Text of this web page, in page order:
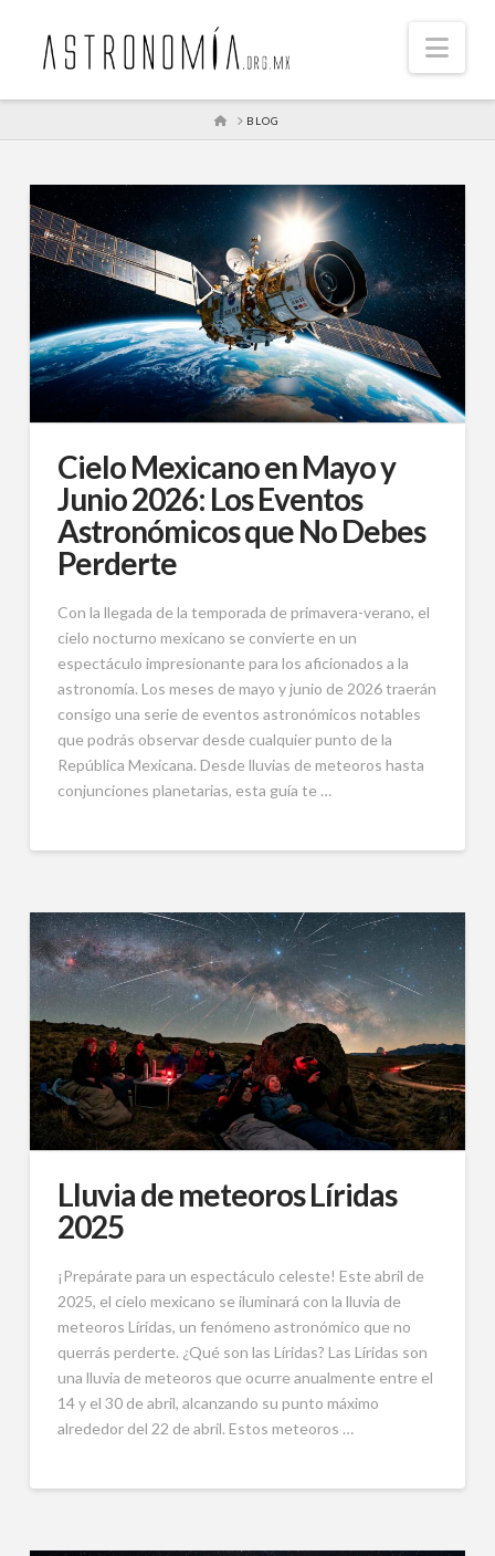
HOME
BLOG
Cielo Mexicano en Mayo y
Junio 2026: Los Eventos
Astronómicos que No Debes
Perderte
Con la llegada de la temporada de primavera-verano, el
cielo nocturno mexicano se convierte en un
espectáculo impresionante para los aficionados a la
astronomía. Los meses de mayo y junio de 2026 traerán
consigo una serie de eventos astronómicos notables
que podrás observar desde cualquier punto de la
República Mexicana. Desde lluvias de meteoros hasta
conjunciones planetarias, esta guía te …
Lluvia de meteoros Líridas
2025
¡Prepárate para un espectáculo celeste! Este abril de
2025, el cielo mexicano se iluminará con la lluvia de
meteoros Líridas, un fenómeno astronómico que no
querrás perderte. ¿Qué son las Líridas? Las Líridas son
una lluvia de meteoros que ocurre anualmente entre el
14 y el 30 de abril, alcanzando su punto máximo
alrededor del 22 de abril. Estos meteoros …